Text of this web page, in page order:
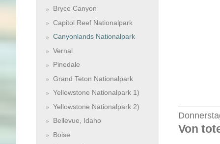
Von
Bryce Canyon
Capitol Reef Nationalpark
Canyonlands Nationalpark
Vernal
Pinedale
Grand Teton Nationalpark
Yellowstone Nationalpark 1)
Yellowstone Nationalpark 2)
Bellevue, Idaho
Boise